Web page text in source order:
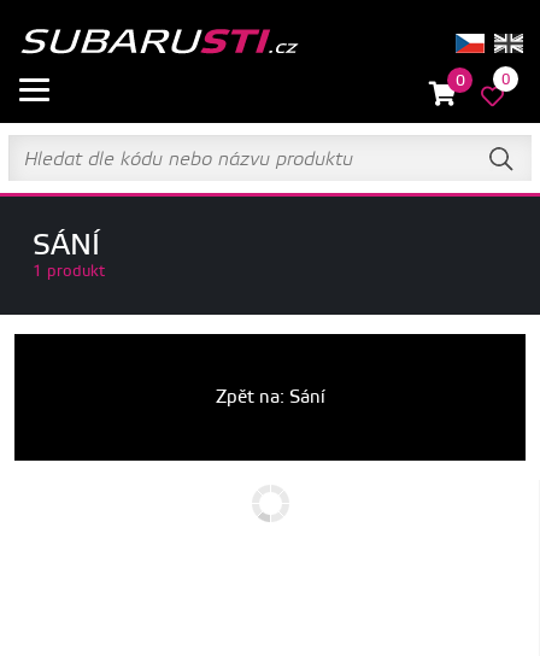
0 0
SÁNÍ
1 produkt
Zpět na: Sání